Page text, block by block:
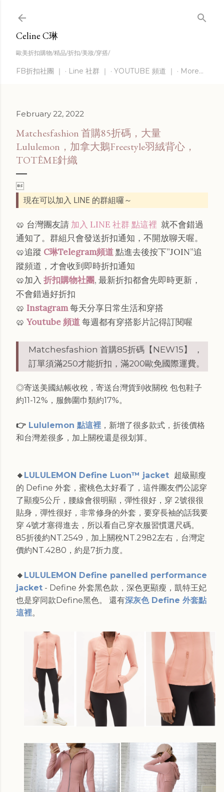
Celine C琳
歐美折扣購物/精品/折扣/美妝/穿搭/
FB折扣社團 ｜ Line 社群 ｜ YOUTUBE 頻道 ｜ More…
February 22, 2022
Matchesfashion 首購85折碼，大量
Lululemon，加拿大鵝Freestyle羽絨背心，
TOTÊME針織

現在可以加入 LINE 的群組囉～
🥨 台灣團友請 加入 LINE 社群 點這裡 就不會錯過
通知了。群組只會發送折扣通知，不開放聊天喔。
🥨追蹤 C琳Telegram頻道點進去後按下”JOIN”追
蹤頻道，才會收到即時折扣通知
🥨加入 折扣購物社團, 最新折扣都會先即時更新，
不會錯過好折扣
🥨 Instagram每天分享日常生活和穿搭
🥨 Youtube 頻道每週都有穿搭影片記得訂閱喔
Matchesfashion 首購85折碼【NEW15】 ，
訂單須滿250才能折扣，滿200歐免國際運費。
◎寄送美國結帳收稅，寄送台灣貨到收關稅 包包鞋子
約11-12%，服飾圍巾類約17%。
👉 Lululemon 點這裡 ，新增了很多款式，折後價格
和台灣差很多，加上關稅還是很划算。
🔸 LULULEMON Define Luon™ jacket 超級顯瘦
的 Define 外套，蜜桃色太好看了，這件團友們公認穿
了顯瘦5公斤，腰線會很明顯，彈性很好，穿 2號很很
貼身，彈性很好，非常修身的外套，要穿長袖的話我要
穿 4號才塞得進去，所以看自己穿衣服習慣選尺碼。
85折後約NT.2549，加上關稅NT.2982左右，台灣定
價約NT.4280，約是7折力度。
🔸 LULULEMON Define panelled performance
jacket - Define 外套黑色款，深色更顯瘦，凱特王妃
也是穿同款Define黑色。 還有深灰色 Define 外套點
這裡。